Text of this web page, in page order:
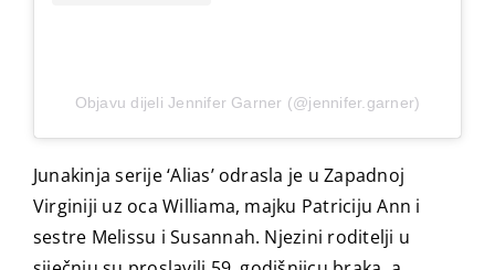
Objavu dijeli Jennifer Garner (@jennifer.garner)
Junakinja serije ‘Alias’ odrasla je u Zapadnoj
Virginiji uz oca Williama, majku Patriciju Ann i
sestre Melissu i Susannah. Njezini roditelji u